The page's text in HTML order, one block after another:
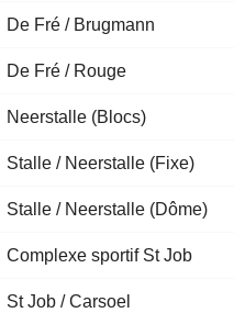
De Fré / Brugmann
De Fré / Rouge
Neerstalle (Blocs)
Stalle / Neerstalle (Fixe)
Stalle / Neerstalle (Dôme)
Complexe sportif St Job
St Job / Carsoel